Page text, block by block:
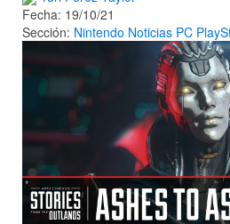
Fecha: 19/10/21
Sección: Nintendo Noticias PC